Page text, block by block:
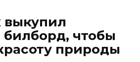
чтобы
природы